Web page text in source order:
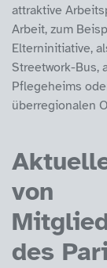
attraktive
Arbeit, zum
Elterninitiative,
Streetwork-Bus,
Pflegeheims
überregionalen
von
des